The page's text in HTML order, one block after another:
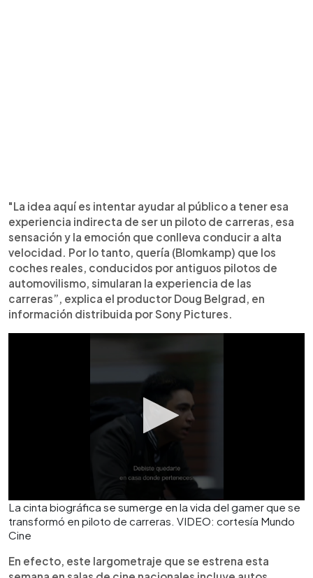
"La idea aquí es intentar ayudar al público a tener esa
experiencia indirecta de ser un piloto de carreras, esa
sensación y la emoción que conlleva conducir a alta
velocidad. Por lo tanto, quería (Blomkamp) que los
coches reales, conducidos por antiguos pilotos de
automovilismo, simularan la experiencia de las
carreras”, explica el productor Doug Belgrad, en
información distribuida por Sony Pictures.
La cinta biográfica se sumerge en la vida del gamer que se
transformó en piloto de carreras. VIDEO: cortesía Mundo
Cine
En efecto, este largometraje que se estrena esta